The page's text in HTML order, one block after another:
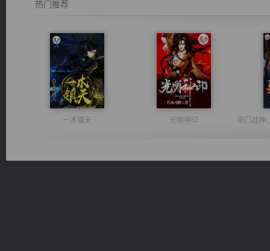
热门推荐
一术镇天 光明神印